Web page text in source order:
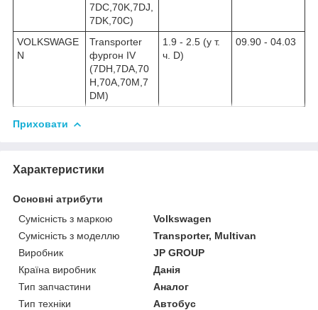
7DC,70K,7DJ,
7DK,70C)
VOLKSWAGE
N
Transporter
фургон IV
(7DH,7DA,70
H,70А,70M,7
DM)
1.9 - 2.5 (у т.
ч. D)
09.90 - 04.03
Приховати
Характеристики
Основні атрибути
Сумісність з маркою
Volkswagen
Сумісність з моделлю
Transporter, Multivan
Виробник
JP GROUP
Країна виробник
Данія
Тип запчастини
Аналог
Тип техніки
Автобус